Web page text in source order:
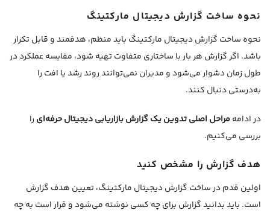
نحوه ساخت گزارش دیجیتال مارکتینگ
نحوه ساخت گزارش دیجیتال مارکتینگ باید منظم، هدفمند و قابل تکرار
باشد. اگر گزارش هر بار با ساختاری متفاوت تهیه شود، مقایسه عملکرد در
طول زمان دشوار می‌شود و مدیران نمی‌توانند روند رشد یا افت را
به‌درستی دنبال کنند.
در ادامه مراحل اصلی تدوین یک گزارش بازاریابی دیجیتال حرفه‌ای را
بررسی می‌کنیم.
هدف گزارش را مشخص کنید
اولین قدم در ساخت گزارش دیجیتال مارکتینگ، تعیین هدف گزارش
است. باید بدانید گزارش برای چه کسی نوشته می‌شود و قرار است به چه